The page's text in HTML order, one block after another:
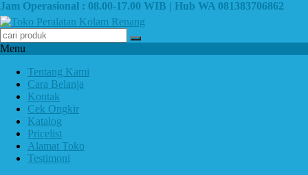
Jam Operasional : 08.00-17.00 WIB | Hub WA 081383706862
Menu
Tentang Kami
Cara Belanja
Kontak
Cek Ongkir
Katalog
Pricelist
Alamat Toko
Testimoni